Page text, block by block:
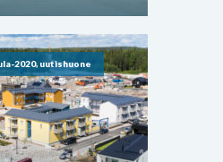
2020, uutishuone